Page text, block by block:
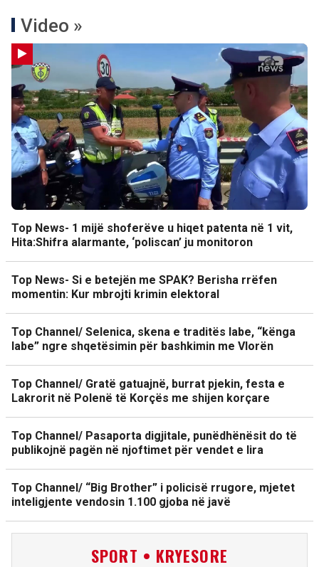
Video »
Top News- 1 mijë shoferëve u hiqet patenta në 1 vit,
Hita:Shifra alarmante, ‘poliscan’ ju monitoron
Top News- Si e betejën me SPAK? Berisha rrëfen
momentin: Kur mbrojti krimin elektoral
Top Channel/ Selenica, skena e traditës labe, “kënga
labe” ngre shqetësimin për bashkimin me Vlorën
Top Channel/ Gratë gatuajnë, burrat pjekin, festa e
Lakrorit në Polenë të Korçës me shijen korçare
Top Channel/ Pasaporta digjitale, punëdhënësit do të
publikojnë pagën në njoftimet për vendet e lira
Top Channel/ “Big Brother” i policisë rrugore, mjetet
inteligjente vendosin 1.100 gjoba në javë
SPORT • KRYESORE